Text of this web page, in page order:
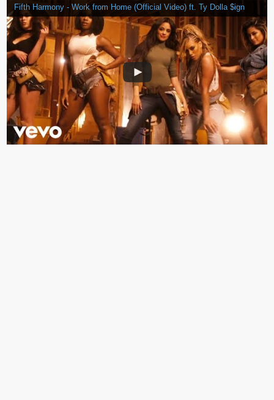
Fifth Harmony - Work from Home (Official Video) ft. Ty Dolla $ign